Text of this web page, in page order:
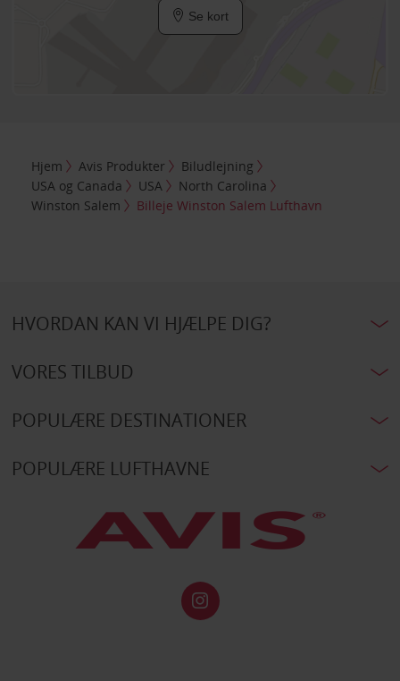
Se kort
Hjem Avis Produkter
Biludlejning
USA og Canada
USA
North Carolina
Winston Salem
Billeje Winston Salem Lufthavn
HVORDAN KAN VI HJÆLPE DIG?
VORES TILBUD
POPULÆRE DESTINATIONER
POPULÆRE LUFTHAVNE